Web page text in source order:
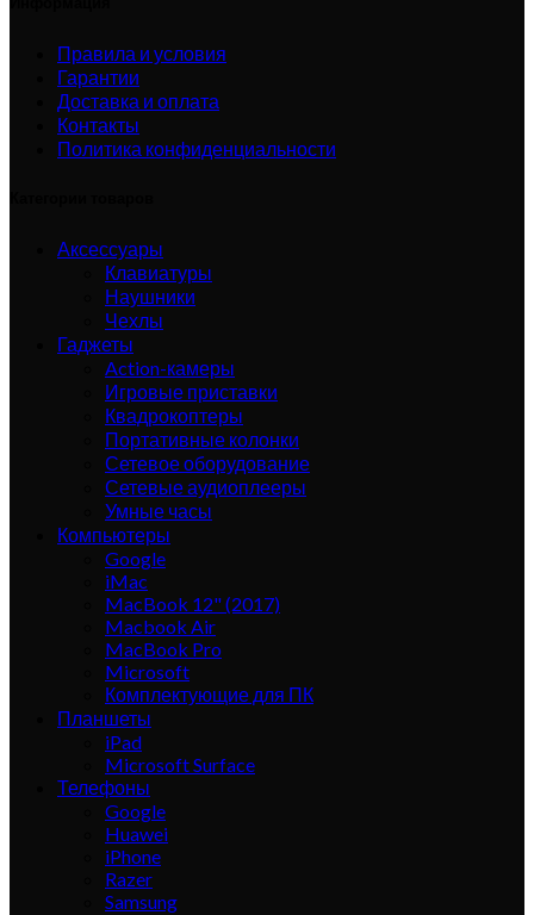
Правила и условия
Гарантии
Доставка и оплата
Контакты
Политика конфиденциальности
Аксессуары
Клавиатуры
Наушники
Чехлы
Гаджеты
Action-камеры
Игровые приставки
Квадрокоптеры
Портативные колонки
Сетевое оборудование
Сетевые аудиоплееры
Умные часы
Компьютеры
Google
iMac
MacBook 12" (2017)
Macbook Air
MacBook Pro
Microsoft
Комплектующие для ПК
Планшеты
iPad
Microsoft Surface
Телефоны
Google
Huawei
iPhone
Razer
Samsung